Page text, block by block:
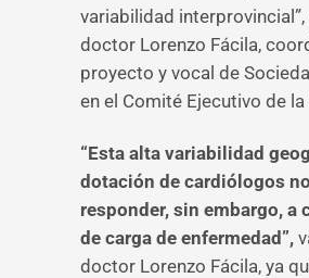
variabilidad interprovincial”,
doctor Lorenzo Fácila,
proyecto y vocal de
en el Comité Ejecutivo de la
“Esta alta variabilidad
dotación de cardiólogos
responder, sin embargo, a
de carga de enfermedad”,
doctor Lorenzo Fácila, ya